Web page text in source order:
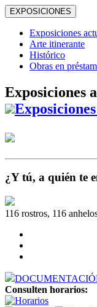
EXPOSICIONES
Exposiciones
Arte itinerante
Histórico
Obras en
Exposiciones
¿Y tú, a quién te
116 rostros, 116
Consulten horarios: